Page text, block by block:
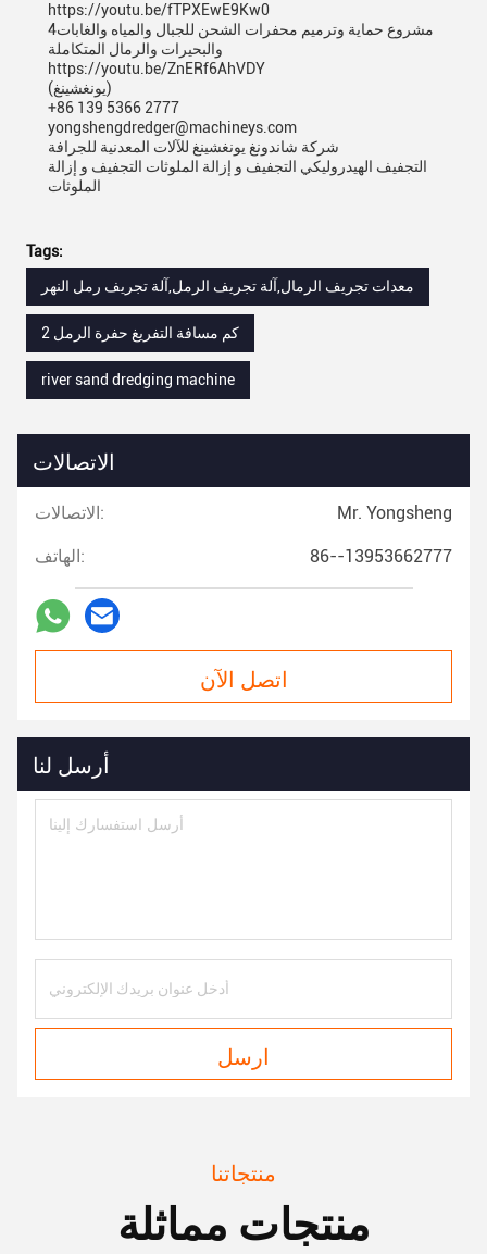
https://youtu.be/fTPXEwE9Kw0
4مشروع حماية وترميم محفرات الشحن للجبال والمياه والغابات
والبحيرات والرمال المتكاملة
https://youtu.be/ZnERf6AhVDY
(يونغشينغ)
+86 139 5366 2777
yongshengdredger@machineys.com
شركة شاندونغ يونغشينغ للآلات المعدنية للجرافة
التجفيف الهيدروليكي التجفيف و إزالة الملوثات التجفيف و إزالة
الملوثات
Tags:
معدات تجريف الرمال,آلة تجريف الرمل,آلة تجريف رمل النهر
2 كم مسافة التفريغ حفرة الرمل
river sand dredging machine
الاتصالات
الاتصالات: Mr. Yongsheng
الهاتف: 86--13953662777
اتصل الآن
أرسل لنا
ارسل
منتجاتنا
منتجات مماثلة